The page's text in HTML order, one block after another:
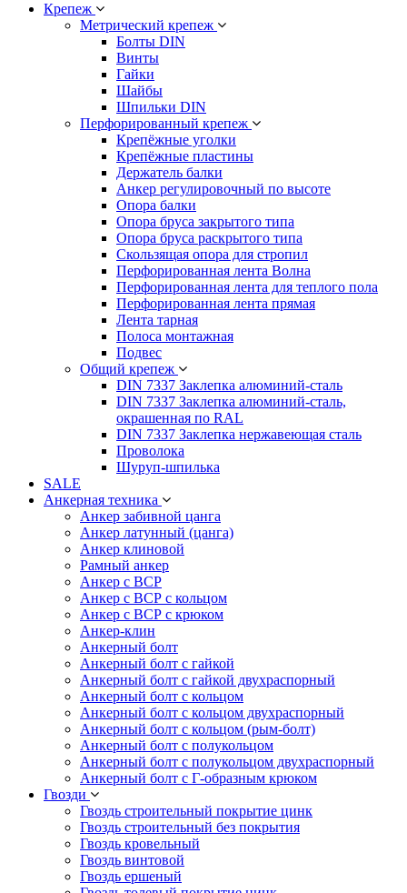
Крепеж
Метрический крепеж
Болты DIN
Винты
Гайки
Шайбы
Шпильки DIN
Перфорированный крепеж
Крепёжные уголки
Крепёжные пластины
Держатель балки
Анкер регулировочный по высоте
Опора балки
Опора бруса закрытого типа
Опора бруса раскрытого типа
Скользящая опора для стропил
Перфорированная лента Волна
Перфорированная лента для теплого пола
Перфорированная лента прямая
Лента тарная
Полоса монтажная
Подвес
Общий крепеж
DIN 7337 Заклепка алюминий-сталь
DIN 7337 Заклепка алюминий-сталь,
окрашенная по RAL
DIN 7337 Заклепка нержавеющая сталь
Проволока
Шуруп-шпилька
SALE
Анкерная техника
Анкер забивной цанга
Анкер латунный (цанга)
Анкер клиновой
Рамный анкер
Анкер с ВСР
Анкер с ВСР с кольцом
Анкер с ВСР с крюком
Анкер-клин
Анкерный болт
Анкерный болт с гайкой
Анкерный болт с гайкой двухраспорный
Анкерный болт с кольцом
Анкерный болт с кольцом двухраспорный
Анкерный болт с кольцом (рым-болт)
Анкерный болт с полукольцом
Анкерный болт с полукольцом двухраспорный
Анкерный болт с Г-образным крюком
Гвозди
Гвоздь строительный покрытие цинк
Гвоздь строительный без покрытия
Гвоздь кровельный
Гвоздь винтовой
Гвоздь ершеный